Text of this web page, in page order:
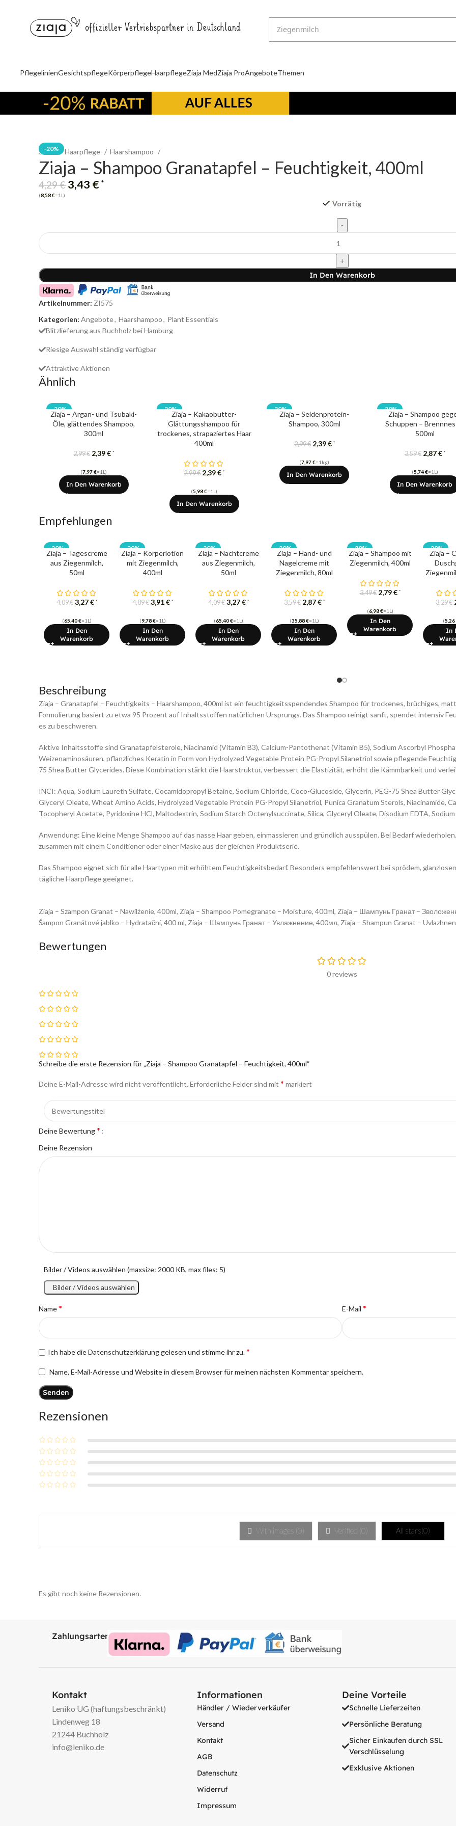
PflegelinienGesichtspflegeKörperpflegeHaarpflegeZiaja MedZiaja ProAngeboteThemen
-20%
Start Haarpflege Haarshampoo
Ziaja – Shampoo Granatapfel – Feuchtigkeit, 400ml
4,29€ 3,43 € *
(8,58€=1L)
Vorrätig
In Den Warenkorb
Artikelnummer: ZI575
Kategorien: Angebote, Haarshampoo, Plant Essentials
Blitzlieferung aus Buchholz bei Hamburg
Riesige Auswahl ständig verfügbar
Attraktive Aktionen
Ähnlich
-20%
Ziaja – Argan- und Tsubaki-
Öle, glättendes Shampoo,
300ml
2,99€ 2,39€ *
(7,97€=1L)
In Den Warenkorb
-20%
Ziaja – Kakaobutter-
Glättungsshampoo für
trockenes, strapaziertes Haar
400ml
2,99€ 2,39€ *
(5,98€=1L)
In Den Warenkorb
-20%
Ziaja – Seidenprotein-
Shampoo, 300ml
2,99€ 2,39€ *
(7,97€=1kg)
In Den Warenkorb
-20%
Ziaja – Shampoo
Schuppen –
500ml
3,59€ 2,87€ *
(5,74€=1L)
In Den Warenkorb
Empfehlungen
-20%
Ziaja – Tagescreme
aus Ziegenmilch,
50ml
4,09€ 3,27€ *
(65,40€=1L)
In Den
Warenkorb
-20%
Ziaja – Körperlotion
mit Ziegenmilch,
400ml
4,89€ 3,91€ *
(9,78€=1L)
In Den
Warenkorb
-20%
Ziaja – Nachtcreme
aus Ziegenmilch,
50ml
4,09€ 3,27€ *
(65,40€=1L)
In Den
Warenkorb
-20%
Ziaja – Hand- und
Nagelcreme mit
Ziegenmilch, 80ml
3,59€ 2,87€ *
(35,88€=1L)
In Den
Warenkorb
-20%
Ziaja – Shampoo mit
Ziegenmilch, 400ml
3,49€ 2,79€ *
(6,98€=1L)
In Den
Warenkorb
-20%
Ziaja –
3,29€
(5,26
In
Beschreibung
Ziaja – Granatapfel – Feuchtigkeits – Haarshampoo, 400ml ist ein feuchtigkeitsspendendes Shampoo für trockenes, brüchiges,
Formulierung basiert zu etwa 95 Prozent auf Inhaltsstoffen natürlichen Ursprungs. Das Shampoo reinigt sanft, spendet intensiv
es zu beschweren.
Aktive Inhaltsstoffe sind Granatapfelsterole, Niacinamid (Vitamin B3), Calcium-Pantothenat (Vitamin B5), Sodium Ascorbyl
Weizenaminosäuren, pflanzliches Keratin in Form von Hydrolyzed Vegetable Protein PG-Propyl Silanetriol sowie pflegende
75 Shea Butter Glycerides. Diese Kombination stärkt die Haarstruktur, verbessert die Elastizität, erhöht die Kämmbarkeit und
INCI: Aqua, Sodium Laureth Sulfate, Cocamidopropyl Betaine, Sodium Chloride, Coco-Glucoside, Glycerin, PEG-75 Shea Butter
Glyceryl Oleate, Wheat Amino Acids, Hydrolyzed Vegetable Protein PG-Propyl Silanetriol, Punica Granatum Sterols, Niacinamide,
Tocopheryl Acetate, Pyridoxine HCl, Maltodextrin, Sodium Starch Octenylsuccinate, Silica, Glyceryl Oleate, Disodium EDTA,
Anwendung: Eine kleine Menge Shampoo auf das nasse Haar geben, einmassieren und gründlich ausspülen. Bei Bedarf
zusammen mit einem Conditioner oder einer Maske aus der gleichen Produktserie.
Das Shampoo eignet sich für alle Haartypen mit erhöhtem Feuchtigkeitsbedarf. Besonders empfehlenswert bei sprödem,
tägliche Haarpflege geeignet.
Ziaja – Szampon Granat – Nawilżenie, 400ml, Ziaja – Shampoo Pomegranate – Moisture, 400ml, Ziaja – Шампунь Гранат –
Šampon Granátové jablko – Hydratační, 400 ml, Ziaja – Шампунь Гранат – Увлажнение, 400мл, Ziaja – Shampun Granat –
Bewertungen
0 reviews
Rezensionen
With images (0 Verified (0 All stars(0)
Es gibt noch keine Rezensionen.
Schreibe die erste Rezension für „Ziaja – Shampoo Granatapfel – Feuchtigkeit, 400ml“
Deine E-Mail-Adresse wird nicht veröffentlicht. Erforderliche Felder sind mit * markiert
Deine Bewertung*
Deine Rezension
Bilder / Videos auswählen (maxsize: 2000 KB, max files: 5)
Bilder / Videos auswählen
Name* E-Mail *
Ich habe dieDatenschutzerklärunggelesen und stimme ihr zu.*
Name, E-Mail-Adresse und Website in diesem Browser für meinen nächsten Kommentar speichern.
Zahlungsarten:
Kontakt
Leniko UG (haftungsbeschränkt)
Lindenweg 18
21244 Buchholz
info@leniko.de
Informationen
Händler / Wiederverkäufer
Versand
Kontakt
AGB
Datenschutz
Widerruf
Impressum
Deine Vorteile
Schnelle Lieferzeiten
Persönliche Beratung
Sicher Einkaufen durch SSL
Verschlüsselung
Exklusive Aktionen